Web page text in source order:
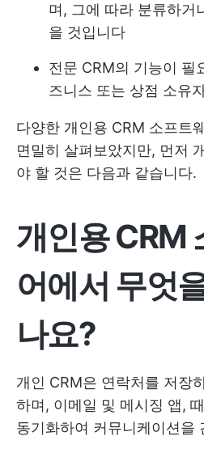
며, 그에 따라 분류하거
을 것입니다
전문 CRM의 기능이 필
즈니스 또는 상점 소유
다양한 개인용 CRM 소프트
면밀히 살펴보았지만, 먼저
야 할 것은 다음과 같습니다.
개인용 CRM
어에서 무엇
나요?
개인 CRM은 연락처를 저장
하며, 이메일 및 메시징 앱,
동기화하여 커뮤니케이션을